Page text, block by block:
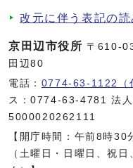
改元に伴う表記の
京田辺市役所 〒610-
田辺80
電話： 0774-63-1122（
ス：0774-63-4781 法人
5000020262111
【開庁時間：午前8時
（土曜日・日曜日、祝